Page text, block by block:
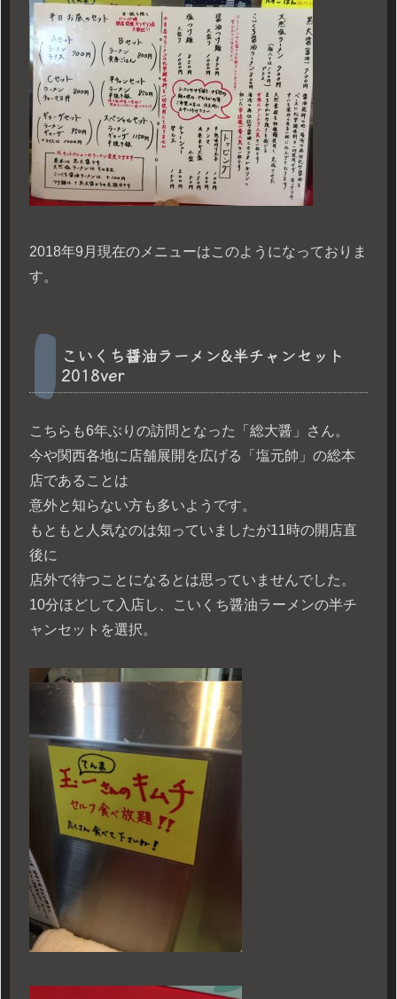
2018年9月現在のメニューはこのようになっておりま
す。
こいくち醤油ラーメン&半チャンセット
2018ver
こちらも6年ぶりの訪問となった「総大醤」さん。
今や関西各地に店舗展開を広げる「塩元帥」の総本
店であることは
意外と知らない方も多いようです。
もともと人気なのは知っていましたが11時の開店直
後に
店外で待つことになるとは思っていませんでした。
10分ほどして入店し、こいくち醤油ラーメンの半チ
ャンセットを選択。